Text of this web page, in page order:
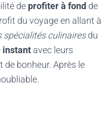
de profiter à fond de
du voyage en allant à
spécialités culinairesdu
instant avec leurs
bonheur. Après le